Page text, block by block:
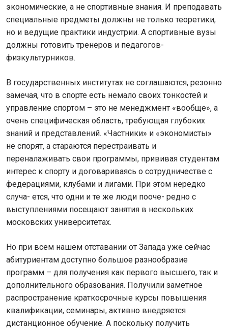
экономические, а не спортивные знания. И преподавать
специальные предметы должны не только теоретики,
но и ведущие практики индустрии. А спортивные вузы
должны готовить тренеров и педагогов-
физкультурников.
В государственных институтах не соглашаются, резонно
замечая, что в спорте есть немало своих тонкостей и
управление спортом – это не менеджмент «вообще», а
очень специфическая область, требующая глубоких
знаний и представлений. «Частники» и «экономисты»
не спорят, а стараются перестраивать и
переналаживать свои программы, прививая студентам
интерес к спорту и договариваясь о сотрудничестве с
федерациями, клубами и лигами. При этом нередко
случа- ется, что одни и те же люди пооче- редно с
выступлениями посещают занятия в нескольких
московских университетах.
Но при всем нашем отставании от Запада уже сейчас
абитуриентам доступно большое разнообразие
программ – для получения как первого высшего, так и
дополнительного образования. Получили заметное
распространение краткосрочные курсы повышения
квалификации, семинары, активно внедряется
дистанционное обучение. А поскольку получить